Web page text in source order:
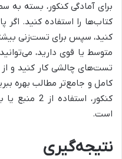
برای آمادگی کنکور، بسته به
کتاب‌ها را استفاده کنید. اگر
کنید، سپس برای تست‌زنی
متوسط یا قوی دارید،
تست‌های چالشی کار کنید و
کامل و جامع‌تر مطالب بهره
کنکور،
است.
نتیجه‌گیری